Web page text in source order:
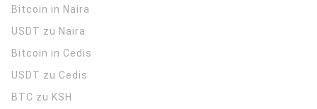
Bitcoin in Naira
USDT zu Naira
Bitcoin in Cedis
USDT zu Cedis
BTC zu KSH